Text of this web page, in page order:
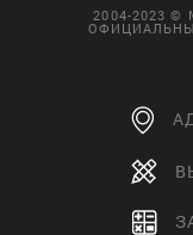
2004-2023